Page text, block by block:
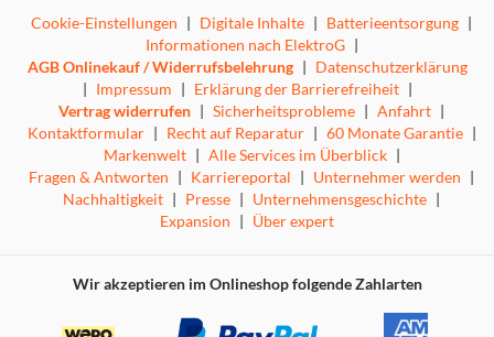
ULTRAHUMAN Ringgrößen unterscheiden sich von
Standard-Ringgrößen. Kaufen Sie zuerst ein Ringgrößen-
Set, tragen Sie es über Nacht und kaufen Sie die perfekte
Ring AIR Größe für Sie. Der Ring AIR ist in 10 Größen von
5-14 erhältlich.
Schlafindex
Der Ring AIR wurde entwickelt, um Ihnen zu helfen, die
misst die Gesamtschlafzeit, die Ruhe-Herzfrequenz und
die Ruhezeit, um ein umfassendes Bild Ihrer Schlafqualität
Cookie-Einstellungen | Digitale Inhalte | Batterieentsorgung |
Informationen nach ElektroG |
AGB Onlinekauf / Widerrufsbelehrung | Datenschutzerklärung
| Impressum | Erklärung der Barrierefreiheit |
Vertrag widerrufen | Sicherheitsprobleme | Anfahrt |
Kontaktformular | Recht auf Reparatur | 60 Monate Garantie |
Markenwelt | Alle Services im Überblick |
Fragen & Antworten | Karriereportal | Unternehmer werden |
Nachhaltigkeit | Presse | Unternehmensgeschichte |
Expansion | Über expert
Wir akzeptieren im Onlineshop folgende Zahlarten